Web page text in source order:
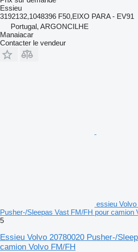
Essieu
3192132,1048396 F50,EIXO PARA - EV91
Portugal, ARGONCILHE
Manaiacar
Contacter le vendeur
essieu
Pusher-/Sleepas Vast FM/FH pour camion
5
Essieu Volvo 20780020 Pusher-/
camion Volvo FM/FH